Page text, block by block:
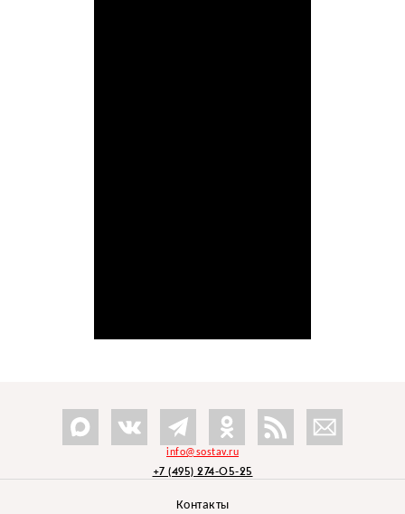
info@sostav.ru
+7 (495) 274-05-25
Контакты